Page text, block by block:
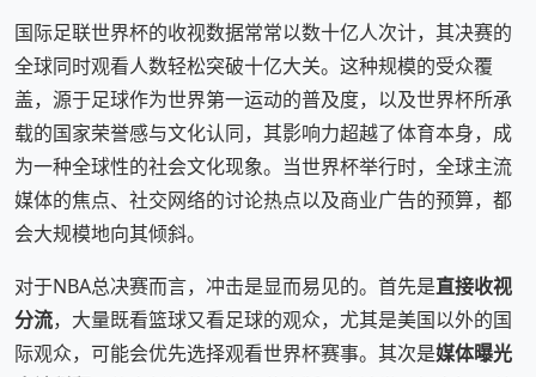
国际足联世界杯的收视数据常常以数十亿人次计，其决赛的
全球同时观看人数轻松突破十亿大关。这种规模的受众覆
盖，源于足球作为世界第一运动的普及度，以及世界杯所承
载的国家荣誉感与文化认同，其影响力超越了体育本身，成
为一种全球性的社会文化现象。当世界杯举行时，全球主流
媒体的焦点、社交网络的讨论热点以及商业广告的预算，都
会大规模地向其倾斜。
对于NBA总决赛而言，冲击是显而易见的。首先是直接收视
分流，大量既看篮球又看足球的观众，尤其是美国以外的国
际观众，可能会优先选择观看世界杯赛事。其次是媒体曝光